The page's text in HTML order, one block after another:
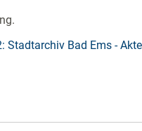
Stadtarchiv Bad Ems -